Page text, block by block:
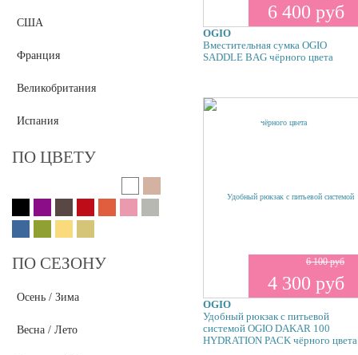
Befler
Tacher
США
Франция
Великобритания
Испания
ПО ЦВЕТУ
ПО СЕЗОНУ
Осень / Зима
Весна / Лето
6 400 руб
OGIO
Вместительная сумка OGIO
SADDLE BAG чёрного цвета
6 100 руб
4 300 руб
OGIO
Удобный рюкзак с питьевой
системой OGIO DAKAR 100
HYDRATION PACK чёрного цвета